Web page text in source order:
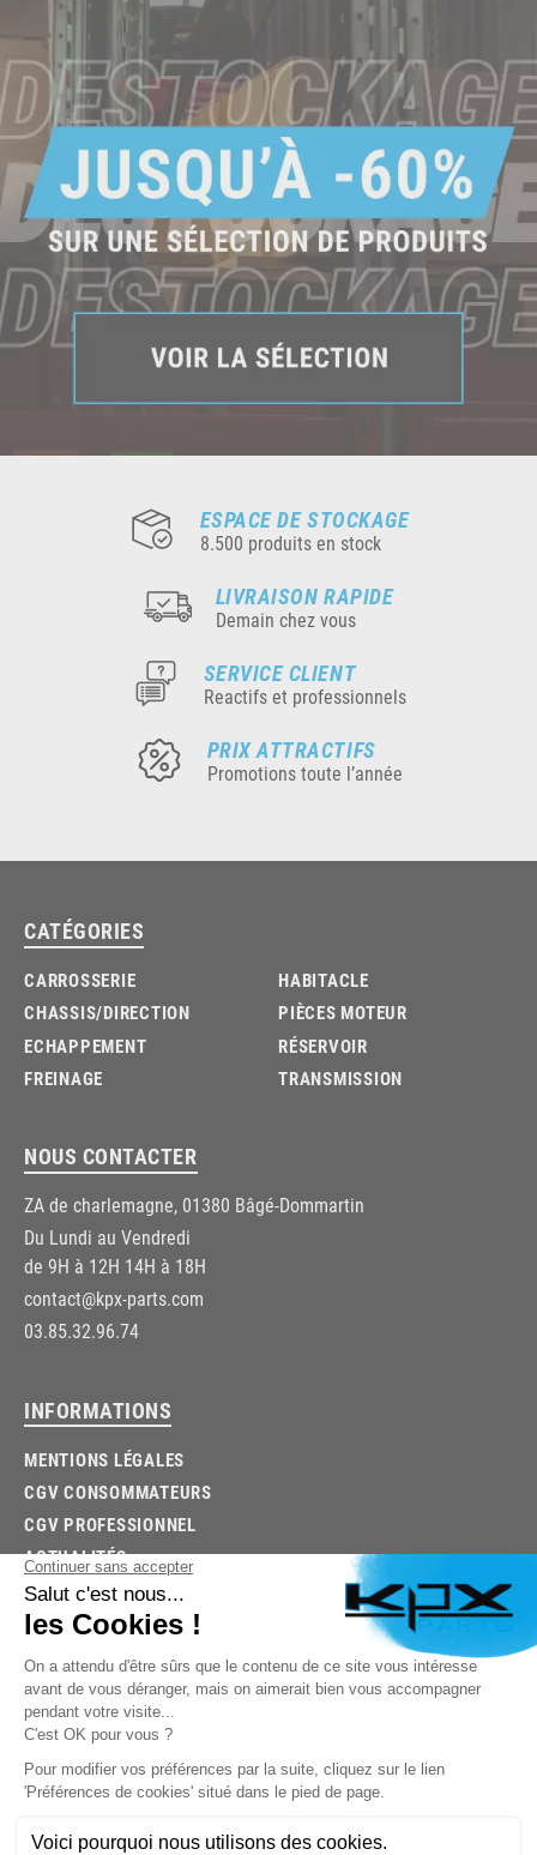
ESPACE DE STOCKAGE
8.500 produits en stock
LIVRAISON RAPIDE
Demain chez vous
SERVICE CLIENT
Reactifs et professionnels
PRIX ATTRACTIFS
Promotions toute l’année
CATÉGORIES
CARROSSERIE
CHASSIS/DIRECTION
ECHAPPEMENT
FREINAGE
HABITACLE
PIÈCES MOTEUR
RÉSERVOIR
TRANSMISSION
NOUS CONTACTER
ZA de charlemagne, 01380 Bâgé-Dommartin
Du Lundi au Vendredi
de 9H à 12H 14H à 18H
contact@kpx-parts.com
03.85.32.96.74
INFORMATIONS
MENTIONS LÉGALES
CGV CONSOMMATEURS
CGV PROFESSIONNEL
ACTUALITÉS